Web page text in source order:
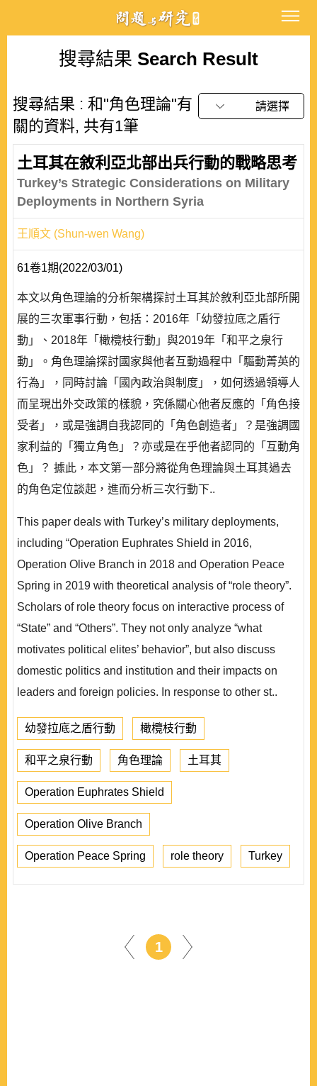
搜尋結果 Search Result
搜尋結果 : 和"角色理論"有
關的資料, 共有1筆
請選擇
土耳其在敘利亞北部出兵行動的戰略思考
Turkey’s Strategic Considerations on Military
Deployments in Northern Syria
王順文 (Shun-wen Wang)
61卷1期(2022/03/01)
本文以角色理論的分析架構探討土耳其於敘利亞北部所開
展的三次軍事行動，包括：2016年「幼發拉底之盾行
動」、2018年「橄欖枝行動」與2019年「和平之泉行
動」。角色理論探討國家與他者互動過程中「驅動菁英的
行為」，同時討論「國內政治與制度」，如何透過領導人
而呈現出外交政策的樣貌，究係關心他者反應的「角色接
受者」，或是強調自我認同的「角色創造者」？是強調國
家利益的「獨立角色」？亦或是在乎他者認同的「互動角
色」？ 據此，本文第一部分將從角色理論與土耳其過去
的角色定位談起，進而分析三次行動下..
This paper deals with Turkey’s military deployments,
including “Operation Euphrates Shield in 2016,
Operation Olive Branch in 2018 and Operation Peace
Spring in 2019 with theoretical analysis of “role theory”.
Scholars of role theory focus on interactive process of
“State” and “Others”. They not only analyze “what
motivates political elites’ behavior”, but also discuss
domestic politics and institution and their impacts on
leaders and foreign policies. In response to other st..
幼發拉底之盾行動 橄欖枝行動
和平之泉行動 角色理論 土耳其
Operation Euphrates Shield
Operation Olive Branch
Operation Peace Spring role theory Turkey
1